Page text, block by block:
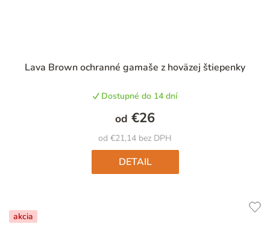
Lava Brown ochranné gamaše z hoväzej štiepenky
hodnotenie
je
5,0
z
5
hviezdičiek.
Dostupné do 14 dní
od €21,14 bez DPH
od €26
DETAIL
akcia